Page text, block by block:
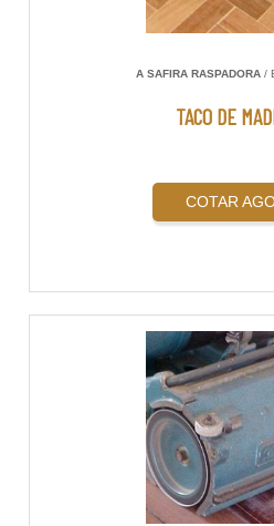
A SAFIRA RASPADORA /
TACO DE
COTAR